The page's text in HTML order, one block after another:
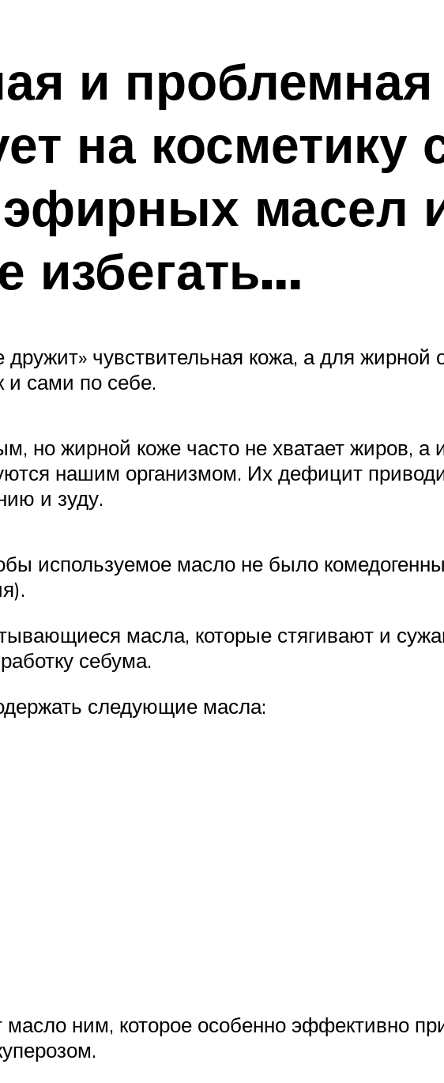
и
на косметику
масел
избегать…
чувствительная кожа, а для жирной
и сами по себе.
но жирной коже часто не хватает жиров,
нашим организмом. Их дефицит
и зуду.
используемое масло не было
масла, которые стягивают и
себума.
следующие масла:
ним, которое особенно эффективно